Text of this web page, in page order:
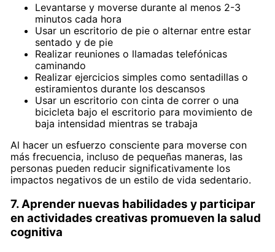
Levantarse y moverse durante al menos 2-3
minutos cada hora
Usar un escritorio de pie o alternar entre estar
sentado y de pie
Realizar reuniones o llamadas telefónicas
caminando
Realizar ejercicios simples como sentadillas o
estiramientos durante los descansos
Usar un escritorio con cinta de correr o una
bicicleta bajo el escritorio para movimiento de
baja intensidad mientras se trabaja
Al hacer un esfuerzo consciente para moverse con
más frecuencia, incluso de pequeñas maneras, las
personas pueden reducir significativamente los
impactos negativos de un estilo de vida sedentario.
7. Aprender nuevas habilidades y participar
en actividades creativas promueven la salud
cognitiva